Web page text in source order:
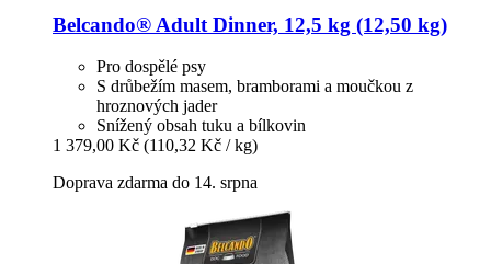
Belcando® Adult Dinner, 12,5 kg (12,50 kg)
Pro dospělé psy
S drůbežím masem, bramborami a moučkou z
hroznových jader
Snížený obsah tuku a bílkovin
1 379,00 Kč (110,32 Kč / kg)
Doprava zdarma do 14. srpna